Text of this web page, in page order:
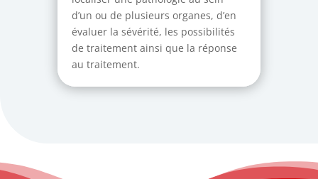
d’un ou de plusieurs organes, d’en
évaluer la sévérité, les possibilités
de traitement ainsi que la réponse
au traitement.